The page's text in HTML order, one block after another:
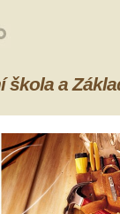
škola a